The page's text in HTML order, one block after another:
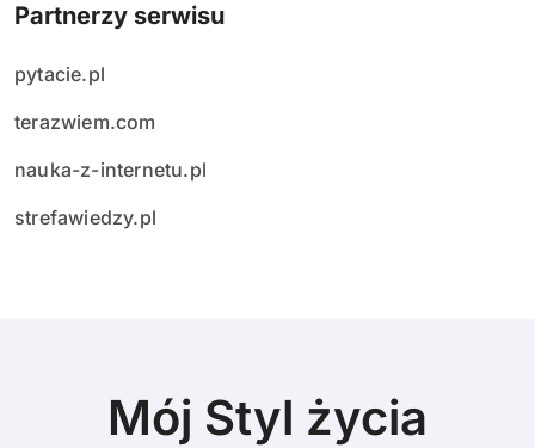
Partnerzy serwisu
pytacie.pl
terazwiem.com
nauka-z-internetu.pl
strefawiedzy.pl
Mój Styl życia